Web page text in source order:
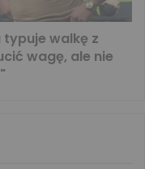
typuje walkę z
wagę, ale nie